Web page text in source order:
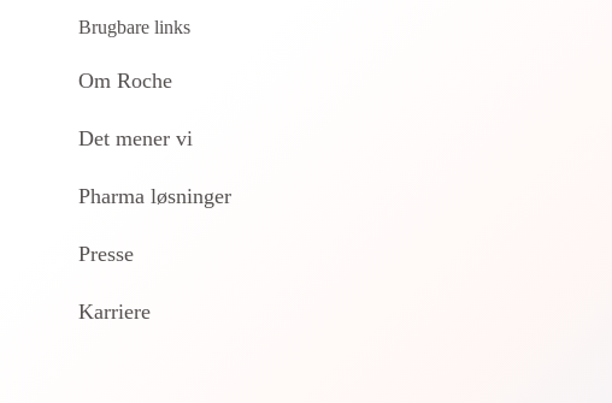
Brugbare links
Om Roche
Det mener vi
Pharma løsninger
Presse
Karriere